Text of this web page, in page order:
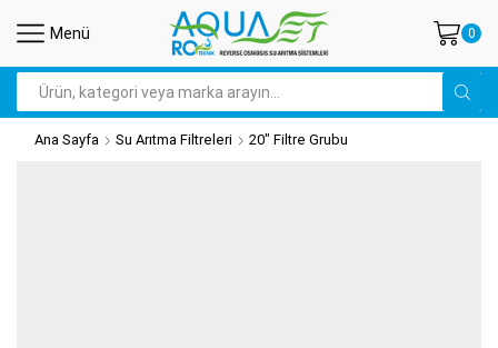
Menü 0
Search
input
Ana Sayfa Su Arıtma Filtreleri 20" Filtre Grubu